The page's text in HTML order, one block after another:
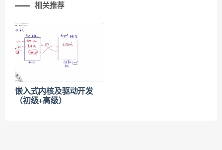
相关推荐
嵌入式内核及驱动开发
（初级+高级）